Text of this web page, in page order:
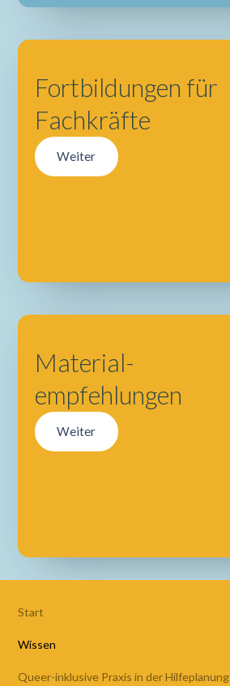
Fortbildungen für
Fachkräfte
Weiter
Material-
empfehlungen
Weiter
Start
Wissen
Queer-inklusive Praxis in der Hilfeplanung